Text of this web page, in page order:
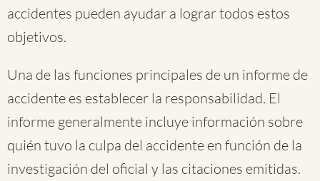
accidentes pueden ayudar a lograr todos estos
objetivos.
Una de las funciones principales de un informe de
accidente es establecer la responsabilidad. El
informe generalmente incluye información sobre
quién tuvo la culpa del accidente en función de la
investigación del oficial y las citaciones emitidas.